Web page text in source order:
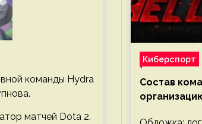
команды Hydra
матчей Dota 2.
Киберспорт
Состав